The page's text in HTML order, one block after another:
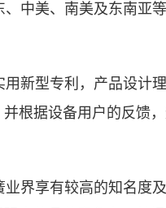
中美、南美及东南亚
新型专利，产品设计
根据设备用户的反馈，
界享有较高的知名度